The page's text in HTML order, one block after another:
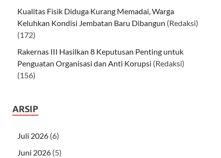
Kualitas Fisik Diduga Kurang Memadai, Warga
Keluhkan Kondisi Jembatan Baru Dibangun (Redaksi)
(172)
Rakernas III Hasilkan 8 Keputusan Penting untuk
Penguatan Organisasi dan Anti Korupsi (Redaksi)
(156)
ARSIP
Juli 2026 (6)
Juni 2026 (5)